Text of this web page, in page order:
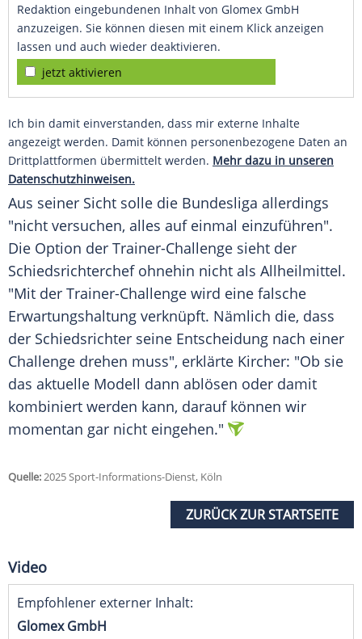
Redaktion eingebundenen Inhalt von Glomex GmbH
anzuzeigen. Sie können diesen mit einem Klick anzeigen
lassen und auch wieder deaktivieren.
jetzt aktivieren
Ich bin damit einverstanden, dass mir externe Inhalte
angezeigt werden. Damit können personenbezogene Daten an
Drittplattformen übermittelt werden. Mehr dazu in unseren
Datenschutzhinweisen.
Aus seiner Sicht solle die Bundesliga allerdings
"nicht versuchen, alles auf einmal einzuführen".
Die Option der Trainer-Challenge sieht der
Schiedsrichterchefohnehin nicht als Allheilmittel.
"Mit der Trainer-Challenge wird eine falsche
Erwartungshaltung verknüpft. Nämlich die, dass
der Schiedsrichter seine Entscheidung nach einer
Challenge drehen muss", erklärte Kircher: "Ob sie
das aktuelle Modell dann ablösen oder damit
kombiniert werden kann, darauf können wir
momentan gar nicht eingehen."
Quelle:2025 Sport-Informations-Dienst, Köln
ZURÜCK ZUR STARTSEITE
Video
Empfohlener externer Inhalt:
Glomex GmbH